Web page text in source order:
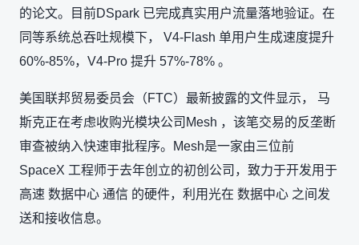
的论文。目前DSpark 已完成真实用户流量落地验证。在
同等系统总吞吐规模下， V4-Flash 单用户生成速度提升
60%-85%，V4-Pro 提升 57%-78% 。
美国联邦贸易委员会（FTC）最新披露的文件显示， 马
斯克正在考虑收购光模块公司Mesh ，该笔交易的反垄断
审查被纳入快速审批程序。Mesh是一家由三位前
SpaceX 工程师于去年创立的初创公司，致力于开发用于
高速 数据中心 通信 的硬件，利用光在 数据中心 之间发
送和接收信息。